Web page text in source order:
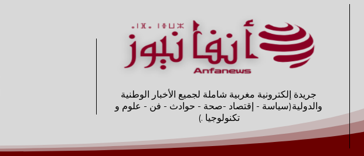
جريدة إلكترونية مغربية شاملة لجميع الأخبار الوطنية
والدولية(سياسة - إقتصاد -صحة - حوادث - فن - علوم و
تكنولوجيا .)